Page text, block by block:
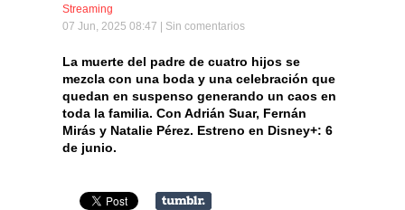
Streaming
07 Jun, 2025 08:47 | Sin comentarios
La muerte del padre de cuatro hijos se
mezcla con una boda y una celebración que
quedan en suspenso generando un caos en
toda la familia. Con Adrián Suar, Fernán
Mirás y Natalie Pérez. Estreno en Disney+: 6
de junio.